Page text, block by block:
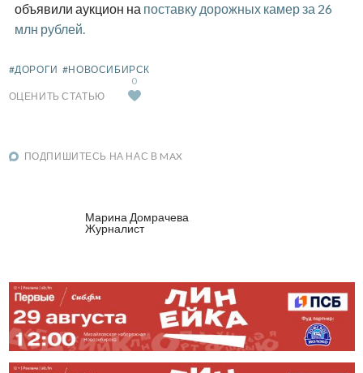
объявили аукцион на поставку дорожных камер за 26
млн рублей.
#ДОРОГИ #НОВОСИБИРСК
ОЦЕНИТЬ СТАТЬЮ
0
ПОДПИШИТЕСЬ НА НАС В MAX
Марина Домрачева
Журналист